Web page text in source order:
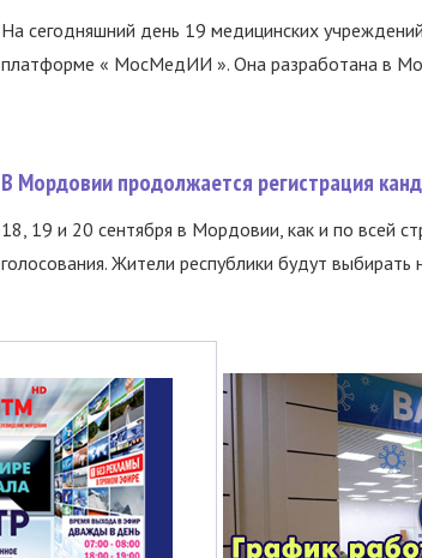
На сегодняшний день 19 медицинских
платформе « МосМедИИ ». Она разработана в
В Мордовии продолжается регистрация
18, 19 и 20 сентября в Мордовии, как и по всей
голосования. Жители республики будут